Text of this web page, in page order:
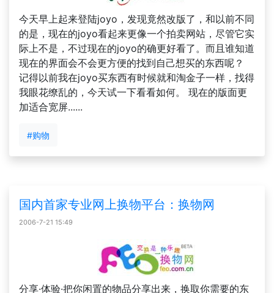
今天早上起来登陆joyo，发现竟然改版了，和以前不同
的是，现在的joyo看起来更像一个拍卖网站，尽管它实
际上不是，不过现在的joyo的确更好看了。而且谁知道
现在的界面会不会更方便的找到自己想买的东西呢？
记得以前我在joyo买东西有时候就和淘金子一样，找得
我眼花缭乱的，今天试一下看看如何。 现在的版面更
加适合宽屏......
#购物
国内首家专业网上换物平台：换物网
2006-7-21 15:49
分享·体验·把你闲置的物品分享出来，换取你需要的东